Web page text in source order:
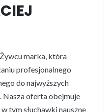
marka, która
profesjonalnego
do najwyższych
Nasza oferta obejmuje
tym słuchawki nauszne